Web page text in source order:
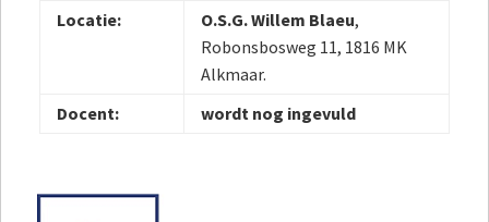
Locatie:
O.S.G. Willem Blaeu,
Robonsbosweg 11, 1816 MK
Alkmaar.
Docent:
wordt nog ingevuld